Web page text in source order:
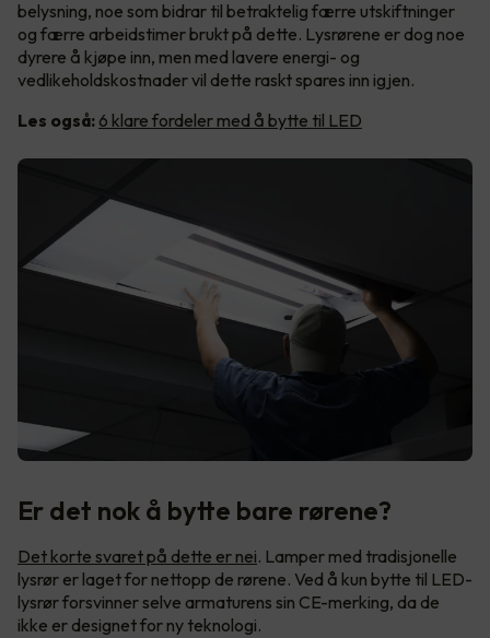
belysning, noe som bidrar til betraktelig færre utskiftninger
og færre arbeidstimer brukt på dette. Lysrørene er dog noe
dyrere å kjøpe inn, men med lavere energi- og
vedlikeholdskostnader vil dette raskt spares inn igjen.
Les også: 6 klare fordeler med å bytte til LED
Er det nok å bytte bare rørene?
Det korte svaret på dette er nei. Lamper med tradisjonelle
lysrør er laget for nettopp de rørene. Ved å kun bytte til LED-
lysrør forsvinner selve armaturens sin CE-merking, da de
ikke er designet for ny teknologi.